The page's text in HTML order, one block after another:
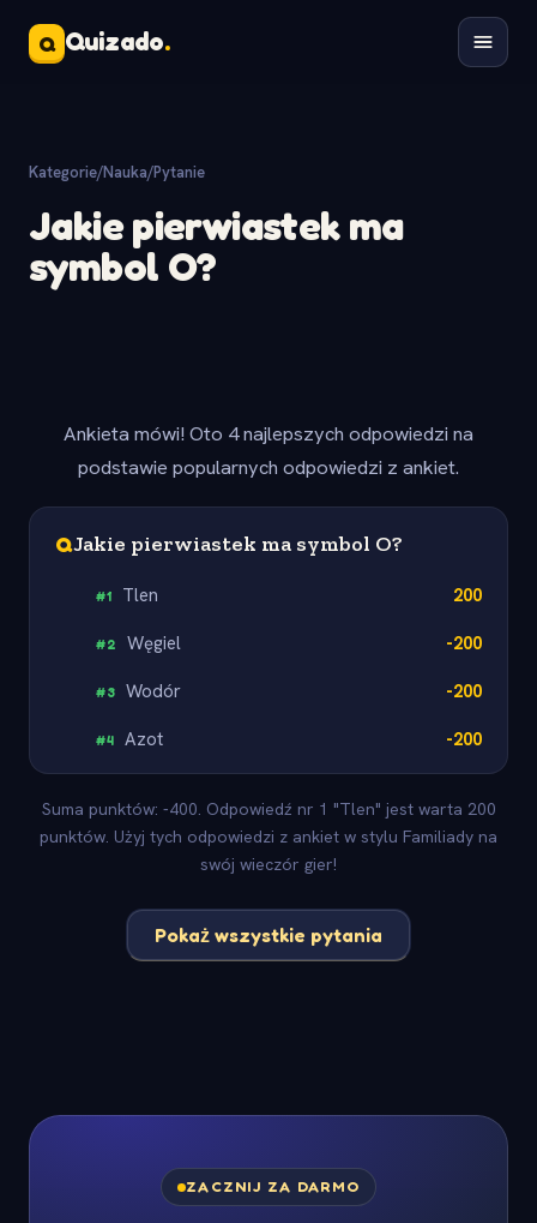
Q Quizado.
Kategorie/Nauka/Pytanie
Jakie pierwiastek ma
symbol O?
Ankieta mówi! Oto 4 najlepszych odpowiedzi na
podstawie popularnych odpowiedzi z ankiet.
QJakie pierwiastek ma symbol O?
#1 Tlen 200
#2 Węgiel -200
#3 Wodór -200
#4 Azot -200
Suma punktów: -400. Odpowiedź nr 1 "Tlen" jest warta 200
punktów. Użyj tych odpowiedzi z ankiet w stylu Familiady na
swój wieczór gier!
Pokaż wszystkie pytania
ZACZNIJ ZA DARMO